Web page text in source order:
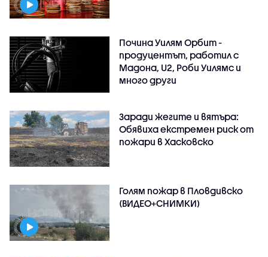
Почина Уилям Орбит -
продуцентът, работил с
Мадона, U2, Роби Уилямс и
много други
Заради жегите и вятъра:
Обявиха екстремен риск от
пожари в Хасковско
Голям пожар в Пловдивско
(ВИДЕО+СНИМКИ)